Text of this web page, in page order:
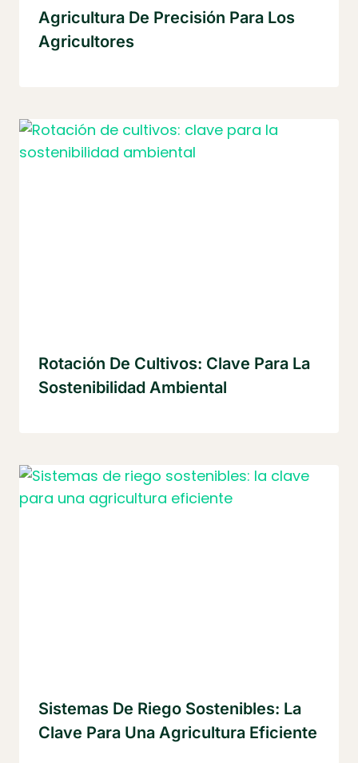
Agricultura De Precisión Para Los
Agricultores
Rotación De Cultivos: Clave Para La
Sostenibilidad Ambiental
Sistemas De Riego Sostenibles: La
Clave Para Una Agricultura Eficiente